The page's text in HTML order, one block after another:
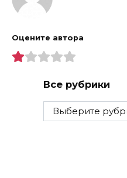
Оцените автора
Все рубрики
Все
рубрики